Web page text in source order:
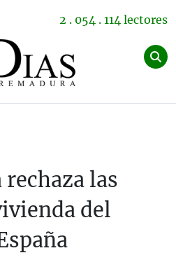
2 . 054 . 114 lectores
las
del